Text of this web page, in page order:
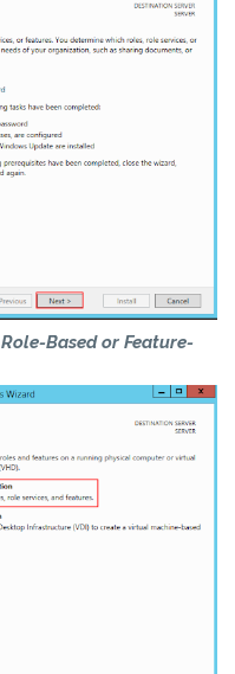
Role-Based or Feature-